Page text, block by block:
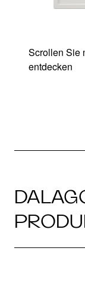
Scrollen Sie
entdecken